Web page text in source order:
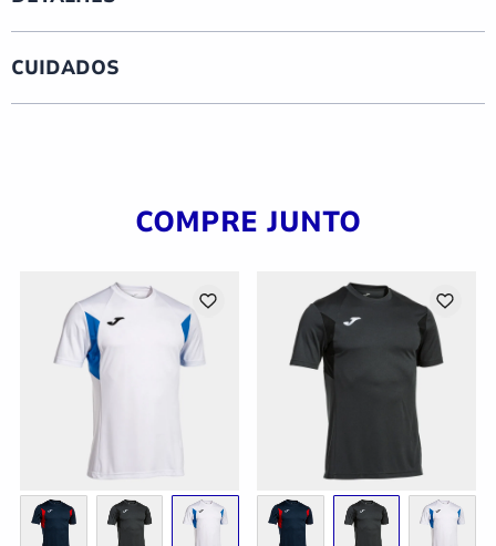
CUIDADOS
COMPRE JUNTO